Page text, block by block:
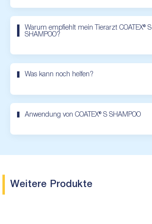
Warum empfiehlt mein Tierarzt COATEX® S
SHAMPOO?
Was kann noch helfen?
Anwendung von COATEX® S SHAMPOO
Weitere Produkte